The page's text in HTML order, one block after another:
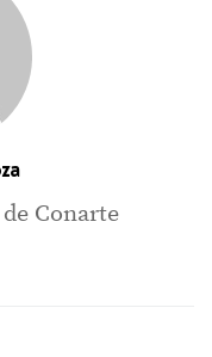
Conarte